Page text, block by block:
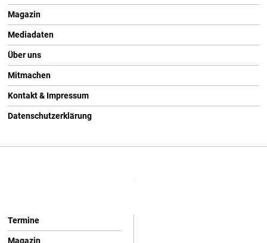
Magazin
Mediadaten
Über uns
Mitmachen
Kontakt & Impressum
Datenschutzerklärung
Termine
Magazin